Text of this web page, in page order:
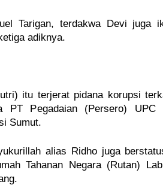
Tarigan, terdakwa Devi juga
adiknya.
itu terjerat pidana korupsi
PT Pegadaian (Persero) UPC
Sumut.
alias Ridho juga
Tahanan Negara (Rutan)